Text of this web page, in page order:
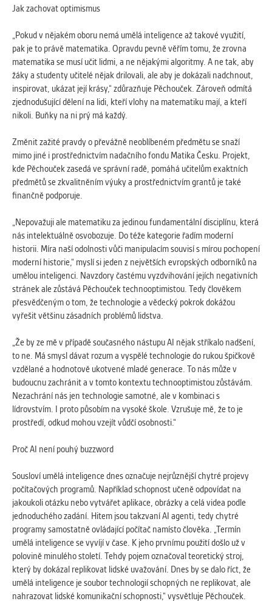
Jak zachovat optimismus
„Pokud v nějakém oboru nemá umělá inteligence až takové využití,
pak je to právě matematika. Opravdu pevně věřím tomu, že zrovna
matematika se musí učit lidmi, a ne nějakými algoritmy. A ne tak, aby
žáky a studenty učitelé nějak drilovali, ale aby je dokázali nadchnout,
inspirovat, ukázat její krásy,“ zdůrazňuje Pěchouček. Zároveň odmítá
zjednodušující dělení na lidi, kteří vlohy na matematiku mají, a kteří
nikoli. Buňky na ni prý má každý.
Změnit zažité pravdy o převážně neoblíbeném předmětu se snaží
mimo jiné i prostřednictvím nadačního fondu Matika Česku. Projekt,
kde Pěchouček zasedá ve správní radě, pomáhá učitelům exaktních
předmětů se zkvalitněním výuky a prostřednictvím grantů je také
finančně podporuje.
„Nepovažuji ale matematiku za jedinou fundamentální disciplínu, která
nás intelektuálně osvobozuje. Do téže kategorie řadím moderní
historii. Míra naší odolnosti vůči manipulacím souvisí s mírou pochopení
moderní historie,“ myslí si jeden z největších evropských odborníků na
umělou inteligenci. Navzdory častému vyzdvihování jejích negativních
stránek ale zůstává Pěchouček technooptimistou. Tedy člověkem
přesvědčeným o tom, že technologie a vědecký pokrok dokážou
vyřešit většinu zásadních problémů lidstva.
„Že by ze mě v případě současného nástupu AI nějak stříkalo nadšení,
to ne. Má smysl dávat rozum a vyspělé technologie do rukou špičkově
vzdělané a hodnotově ukotvené mladé generace. To nás může v
budoucnu zachránit a v tomto kontextu technooptimistou zůstávám.
Nezachrání nás jen technologie samotné, ale v kombinaci s
lídrovstvím. I proto působím na vysoké škole. Vzrušuje mě, že to je
prostředí, odkud mohou vzejít vůdčí osobnosti.“
Proč AI není pouhý buzzword
Sousloví umělá inteligence dnes označuje nejrůznější chytré projevy
počítačových programů. Například schopnost učeně odpovídat na
jakoukoli otázku nebo vytvářet aplikace, obrázky a celá videa podle
jednoduchého zadání. Hitem jsou takzvaní AI agenti, tedy chytré
programy samostatně ovládající počítač namísto člověka. „Termín
umělá inteligence se vyvíjí v čase. K jeho prvnímu použití došlo už v
polovině minulého století. Tehdy pojem označoval teoretický stroj,
který by dokázal replikovat lidské uvažování. Dnes by se dalo říct, že
umělá inteligence je soubor technologií schopných ne replikovat, ale
nahrazovat lidské komunikační schopnosti,“ vysvětluje Pěchouček.